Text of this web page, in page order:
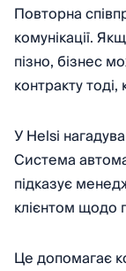
Повторна
комунікації.
пізно, бізнес
контракту
У Helsi
Система
підказує
клієнтом щодо
Це допомагає